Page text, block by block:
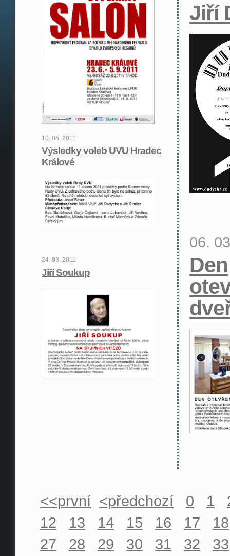
10. 05. 2011
Výsledky voleb UVU Hradec
Králové
24. 03. 2011
Jiří Soukup
Jiří
06.
Den
<<první <předchozí 0 1
12
13 14 15 16 17
18
27
28 29 30 31 32
33